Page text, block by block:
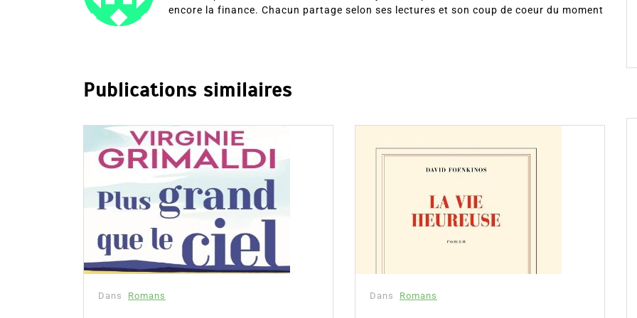
encore la finance. Chacun partage selon ses lectures et son coup de coeur du moment
Publications similaires
Dans Romans Dans Romans